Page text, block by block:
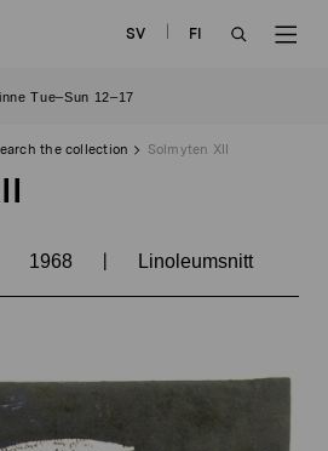
SV
FI
Tue–Sun 12–17
the collection Solmyten XII
1968 | Linoleumsnitt